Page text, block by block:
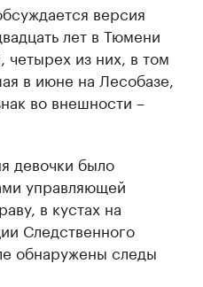
версия
лет в Тюмени
из них, в том
в июне на Лесобазе,
во внешности –
девочки было
управляющей
в кустах на
Следственного
обнаружены следы